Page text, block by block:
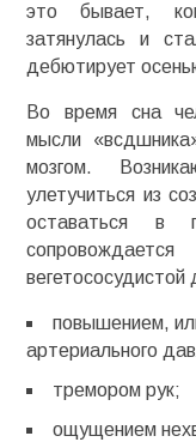
это бывает,
затянулась и
дебютирует
Во время сна
мысли
мозгом.
улетучиться из
оставаться в
вегетососудистой
повышением,
артериального
тремором рук;
ощущением